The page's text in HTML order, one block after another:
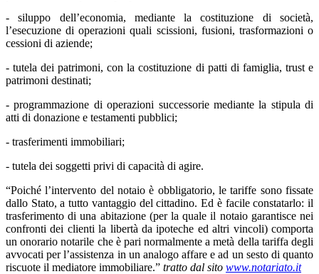
- siluppo dell’economia, mediante la costituzione di società,
l’esecuzione di operazioni quali scissioni, fusioni, trasformazioni o
cessioni di aziende;
- tutela dei patrimoni, con la costituzione di patti di famiglia, trust e
patrimoni destinati;
- programmazione di operazioni successorie mediante la stipula di
atti di donazione e testamenti pubblici;
- trasferimenti immobiliari;
- tutela dei soggetti privi di capacità di agire.
“Poiché l’intervento del notaio è obbligatorio, le tariffe sono fissate
dallo Stato, a tutto vantaggio del cittadino. Ed è facile constatarlo: il
trasferimento di una abitazione (per la quale il notaio garantisce nei
confronti dei clienti la libertà da ipoteche ed altri vincoli) comporta
un onorario notarile che è pari normalmente a metà della tariffa degli
avvocati per l’assistenza in un analogo affare e ad un sesto di quanto
riscuote il mediatore immobiliare.” tratto dal sito www.notariato.it